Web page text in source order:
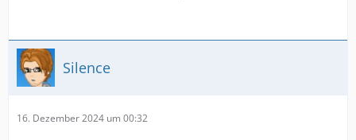
Silence
16. Dezember 2024 um 00:32